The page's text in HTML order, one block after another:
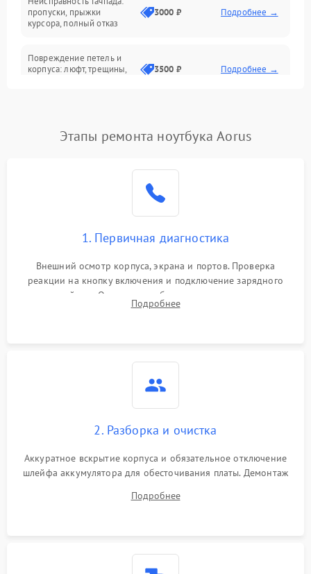
Сеть и интернет
пропуски, прыжки
курсора, полный отказ
3000 ₽ Подробнее →
Повреждение петель и
корпуса: люфт, трещины,
3500 ₽ Подробнее →
невозможность зарядки,
2500 ₽ Подробнее →
2000 ₽
Перегрев из‑за пыли,
неисправности кулера
Выход из строя SSD или
HDD: медленная загрузка,
2000 ₽
Проблемы Wi‑Fi или
Этапы ремонта ноутбука Aorus
1. Первичная диагностика
Внешний осмотр корпуса, экрана и портов. Проверка
реакции на кнопку включения и подключение зарядного
устройства. Оценка потребления тока с помощью
лабораторного блока питания для локализации проблемы.
Подробнее
2. Разборка и очистка
Аккуратное вскрытие корпуса и обязательное отключение
шлейфа аккумулятора для обесточивания платы. Демонтаж
высохшей термопасты с кристаллов чипов.
Подробнее